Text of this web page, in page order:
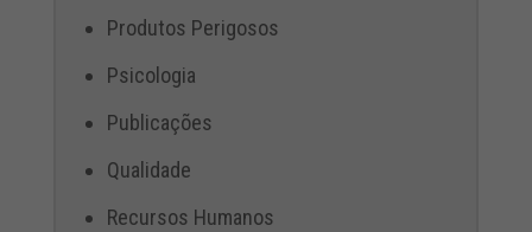
Produtos Perigosos
Psicologia
Publicações
Qualidade
Recursos Humanos